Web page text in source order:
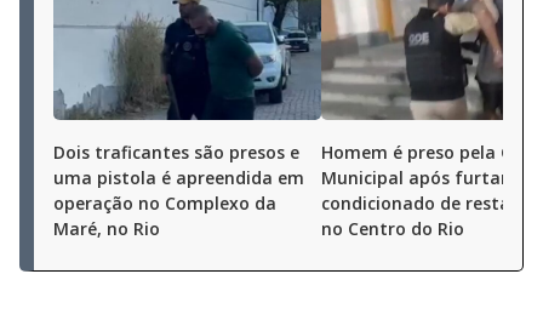
Dois traficantes são presos e
uma pistola é apreendida em
operação no Complexo da
Maré, no Rio
Homem é preso pela
Municipal após furtar ar-
condicionado de
no Centro do Rio